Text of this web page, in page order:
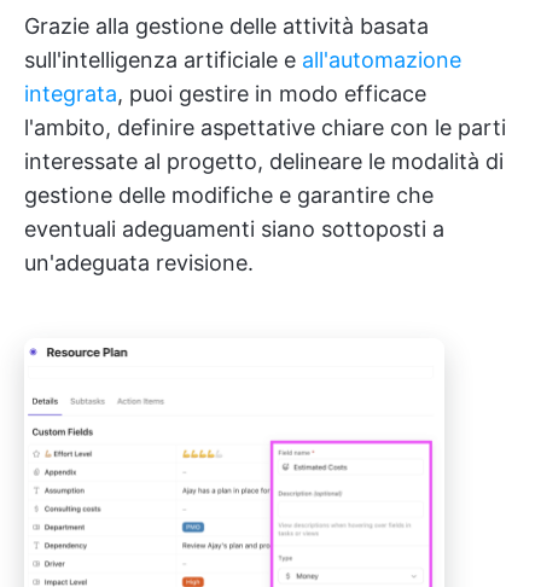
Grazie alla gestione delle attività basata
sull'intelligenza artificiale e all'automazione
integrata, puoi gestire in modo efficace
l'ambito, definire aspettative chiare con le parti
interessate al progetto, delineare le modalità di
gestione delle modifiche e garantire che
eventuali adeguamenti siano sottoposti a
un'adeguata revisione.